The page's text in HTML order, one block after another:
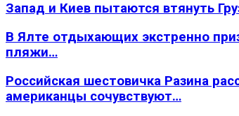
Запад и Киев пытаются втянуть
В Ялте отдыхающих экстренно
пляжи…
Российская шестовичка Разина
американцы сочувствуют…